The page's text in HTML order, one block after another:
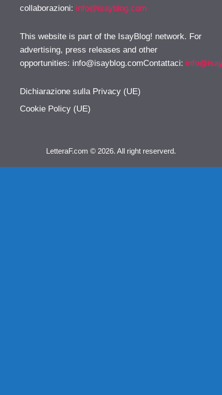
collaborazioni: info@isayblog.com
This website is part of the IsayBlog! network. For
advertising, press releases and other
opportunities: info@isayblog.comContattaci:
Dichiarazione sulla Privacy (UE)
Cookie Policy (UE)
LetteraF.com © 2026. All right reserverd.